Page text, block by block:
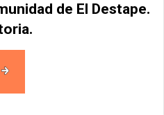
de El Destape.